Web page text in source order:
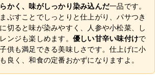
かく、味がしっかり染み込んだ一品です。
ぶすことでしっとりと仕上がり、パサつき
切ると味が染みやすく、人参や小松菜、し
ンジも楽しめます。 優しい甘辛い味付けで
供も満足できる美味しさです。仕上げに小
良く、和食の定番おかずになりますよ。